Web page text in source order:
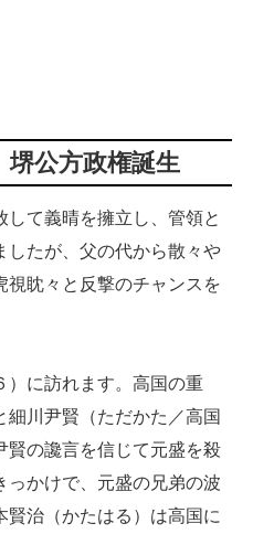
公方政権誕生
て義晴を擁立し、管領と
したが、父の代から散々や
視眈々と反撃のチャンスを
）に訪れます。高国の重
細川尹賢（ただかた／高国
賢の讒言を信じて元盛を殺
っかけで、元盛の兄弟の波
賢治（かたはる）は高国に